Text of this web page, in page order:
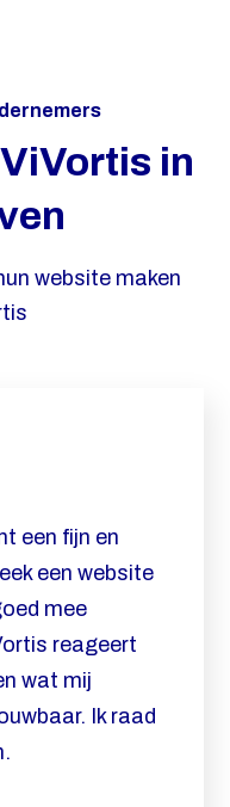
in
website maken
een fijn en
een website
mee
reageert
wat mij
Ik raad